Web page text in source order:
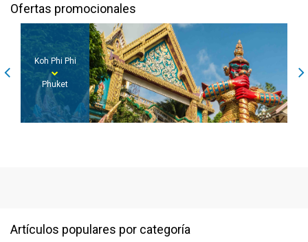
Ofertas promocionales
Koh Phi Phi
Phuket
Artículos populares por categoría